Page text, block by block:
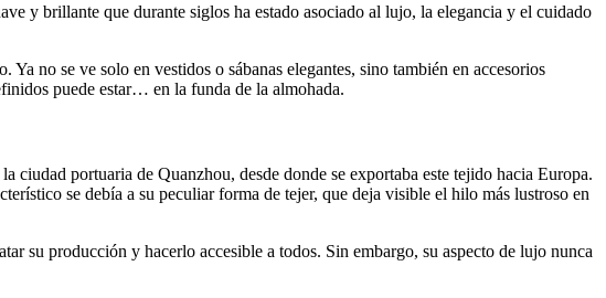
y brillante que durante siglos ha estado asociado al lujo, la elegancia y el cuidado
no se ve solo en vestidos o sábanas elegantes, sino también en accesorios
puede estar… en la funda de la almohada.
ciudad portuaria de Quanzhou, desde donde se exportaba este tejido hacia Europa.
se debía a su peculiar forma de tejer, que deja visible el hilo más lustroso en
su producción y hacerlo accesible a todos. Sin embargo, su aspecto de lujo nunca